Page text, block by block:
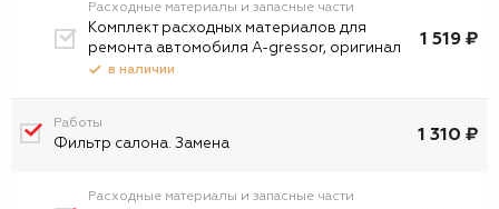
Расходные материалы и запасные части
Комплект расходных материалов для
ремонта автомобиля A-gressor, оригинал
в наличии
1 519 ₽
Работы
Фильтр салона. Замена 1 310 ₽
Расходные материалы и запасные части